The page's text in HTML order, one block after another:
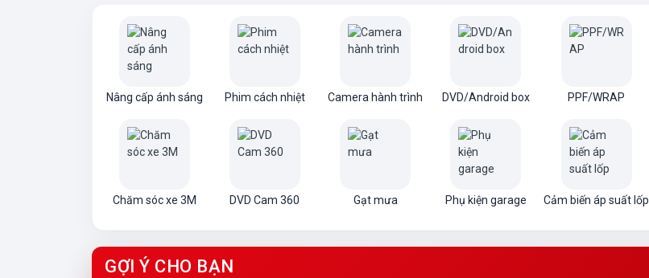
Nâng cấp ánh sáng Phim cách nhiệt Camera hành trình DVD/Android box PPF/WRAP
Chăm sóc xe 3M DVD Cam 360 Gạt mưa Phụ kiện garage Cảm biến áp suất lốp
GỢI Ý CHO BẠN